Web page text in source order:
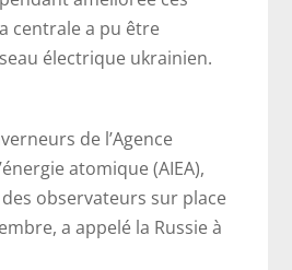
centrale a pu être
électrique ukrainien.
de l’Agence
atomique (AIEA),
observateurs sur place
a appelé la Russie à